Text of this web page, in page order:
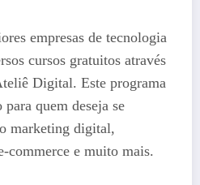
empresas de tecnologia
cursos gratuitos através
Digital. Este programa
quem deseja se
marketing digital,
commerce e muito mais.